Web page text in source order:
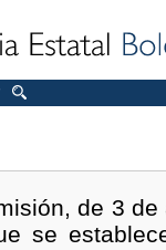
de 3
se